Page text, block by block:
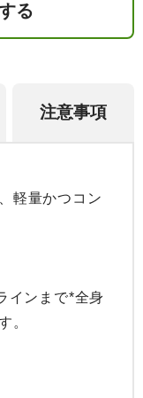
る
注意事項
軽量かつコン
インまで*全身
。